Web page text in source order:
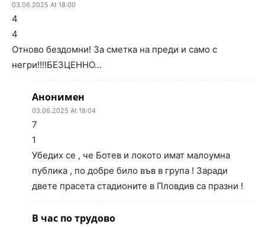
03.06.2025 At 18:00
4
4
Отново бездомни! За сметка на преди и само с
негри!!!!БЕЗЦЕННО…
Анонимен
03.06.2025 At 18:04
7
1
Убедих се , че Ботев и локото имат малоумна
публика , по добре било във в група ! Заради
двете прасета стадионите в Пловдив са празни !
В час по трудово